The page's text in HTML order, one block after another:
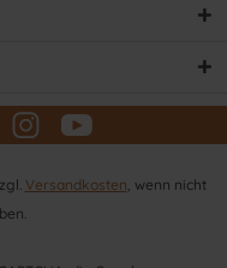
Versandkosten , wenn nicht